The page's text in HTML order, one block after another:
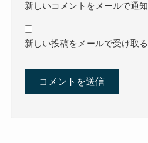
新しいコメントをメールで通知
新しい投稿をメールで受け取る